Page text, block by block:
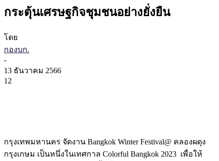
กระตุ้นเศรษฐกิจชุมชนอย่างยั่งยืน
โดย
กองบก.
-
13 ธันวาคม 2566
12
กรุงเทพมหานคร จัดงาน Bangkok Winter Festival@ คลองผดุง
กรุงเกษม เป็นหนึ่งในเทศกาล Colorful Bangkok 2023 เพื่อให้